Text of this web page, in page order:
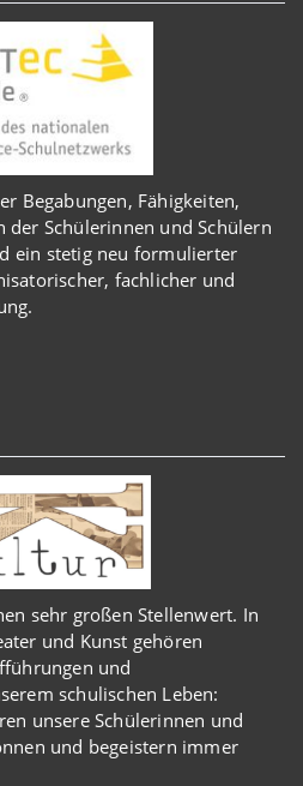
Begabungen, Fähigkeiten,
der Schülerinnen und Schülern
ein stetig neu formulierter
fachlicher und
sehr großen Stellenwert. In
und Kunst gehören
und
schulischen Leben:
unsere Schülerinnen und
und begeistern immer